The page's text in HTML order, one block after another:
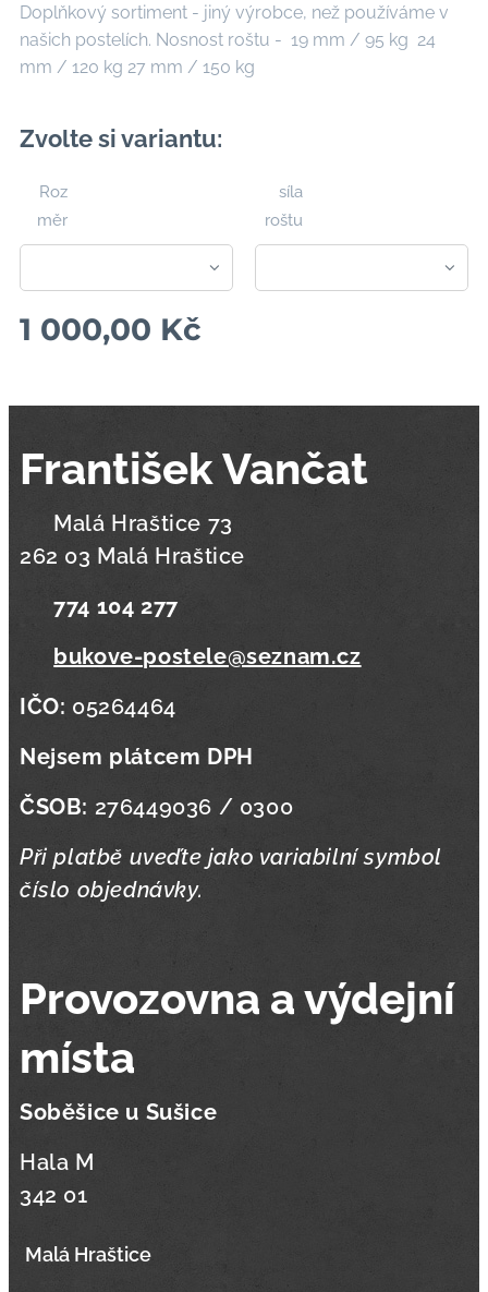
Doplňkový sortiment - jiný výrobce, než používáme v
našich postelích. Nosnost roštu - 19 mm / 95 kg 24
mm / 120 kg 27 mm / 150 kg
Zvolte si variantu:
Roz
měr
síla
roštu
1 000,00 Kč
František Vančat
📍 Malá Hraštice 73
262 03 Malá Hraštice
📞774 104 277
bukove-postele@seznam.cz
IČO: 05264464
Nejsem plátcem DPH
ČSOB: 276449036 / 0300
Při platbě uveďte jako variabilní symbol
číslo objednávky.
Provozovna a výdejní
místa
Soběšice u Sušice
Hala M
342 01
Malá Hraštice